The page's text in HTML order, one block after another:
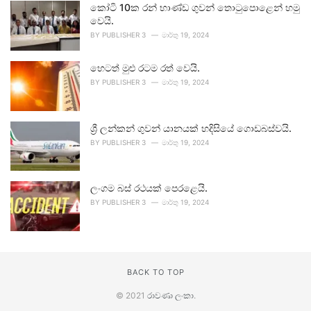
කෝටි 10ක රන් භාණ්ඩ ගුවන් තොටුපොළෙන් හමු
වෙයි.
BY PUBLISHER 3 මාර්තු 19, 2024
හෙටත් මුළු රටම රත් වෙයි.
BY PUBLISHER 3 මාර්තු 19, 2024
ශ්‍රී ලන්කන් ගුවන් යානයක් හදිසියේ ගොඩබස්වයි.
BY PUBLISHER 3 මාර්තු 19, 2024
ලංගම බස් රථයක් පෙරළෙයි.
BY PUBLISHER 3 මාර්තු 19, 2024
BACK TO TOP
© 2021 රාවණා ලංකා.